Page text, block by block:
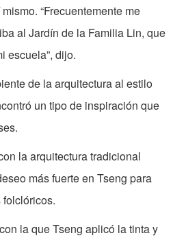
“Frecuentemente me
al Jardín de la Familia Lin, que
escuela”, dijo.
de la arquitectura al estilo
un tipo de inspiración que
la arquitectura tradicional
más fuerte en Tseng para
la que Tseng aplicó la tinta y